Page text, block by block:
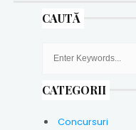
CAUTĂ
CATEGORII
Concursuri